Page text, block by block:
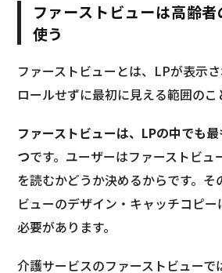
ファーストビューは高齢
使う
ファーストビューとは、LPが表示
ロールせずに最初に見える範囲のこ
ファーストビューは、LPの中でも
つです。ユーザーはファーストビュ
を読むかどうか決めるからです。そ
ビューのデザイン・キャッチコピ
必要があります。
介護サービスのファーストビューで